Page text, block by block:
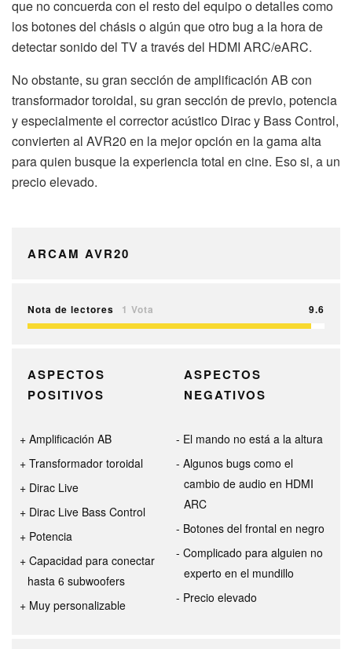
que no concuerda con el resto del equipo o detalles como
los botones del chásis o algún que otro bug a la hora de
detectar sonido del TV a través del HDMI ARC/eARC.
No obstante, su gran sección de amplificación AB con
transformador toroidal, su gran sección de previo, potencia
y especialmente el corrector acústico Dirac y Bass Control,
convierten al AVR20 en la mejor opción en la gama alta
para quien busque la experiencia total en cine. Eso si, a un
precio elevado.
ARCAM AVR20
Nota de lectores 1 Vota 9.6
ASPECTOS
POSITIVOS
Amplificación AB
Transformador toroidal
Dirac Live
Dirac Live Bass Control
Potencia
Capacidad para conectar
hasta 6 subwoofers
Muy personalizable
ASPECTOS
NEGATIVOS
El mando no está a la altura
Algunos bugs como el
cambio de audio en HDMI
ARC
Botones del frontal en negro
Complicado para alguien no
experto en el mundillo
Precio elevado